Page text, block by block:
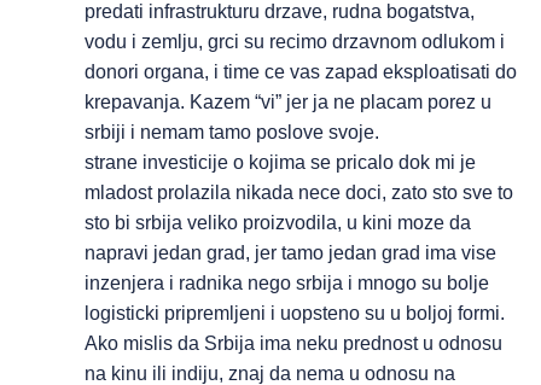
predati infrastrukturu drzave, rudna bogatstva,
vodu i zemlju, grci su recimo drzavnom odlukom i
donori organa, i time ce vas zapad eksploatisati do
krepavanja. Kazem “vi” jer ja ne placam porez u
srbiji i nemam tamo poslove svoje.
strane investicije o kojima se pricalo dok mi je
mladost prolazila nikada nece doci, zato sto sve to
sto bi srbija veliko proizvodila, u kini moze da
napravi jedan grad, jer tamo jedan grad ima vise
inzenjera i radnika nego srbija i mnogo su bolje
logisticki pripremljeni i uopsteno su u boljoj formi.
Ako mislis da Srbija ima neku prednost u odnosu
na kinu ili indiju, znaj da nema u odnosu na